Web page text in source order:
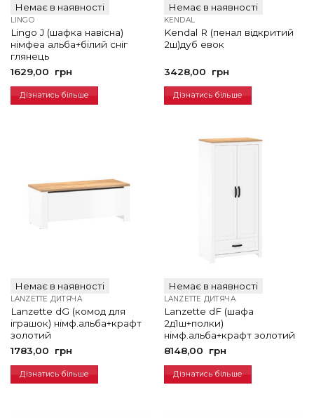
Немає в наявності
LINGO
Lingo J (шафка навісна)
німфеа альба+білий сніг
глянець
1629,00
грн
Дізнатись більше
Немає в наявності
KENDAL
Kendal R (пенал відкритий
2ш)дуб евок
3428,00 грн
Дізнатись більше
Немає в наявності
LANZETTE ДИТЯЧА
Lanzette dG (комод для
іграшок) німф.альба+крафт
золотий
1783,00
грн
Дізнатись більше
Немає в наявності
LANZETTE ДИТЯЧА
Lanzette dF (шафа
2д1ш+полки)
німф.альба+крафт золотий
8148,00
грн
Дізнатись більше